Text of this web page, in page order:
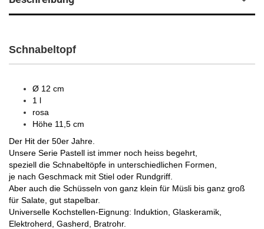
Schnabeltopf
Ø 12 cm
1 l
rosa
Höhe 11,5 cm
Der Hit der 50er Jahre.
Unsere Serie Pastell ist immer noch heiss begehrt,
speziell die Schnabeltöpfe in unterschiedlichen Formen,
je nach Geschmack mit Stiel oder Rundgriff.
Aber auch die Schüsseln von ganz klein für Müsli bis ganz groß
für Salate, gut stapelbar.
Universelle Kochstellen-Eignung: Induktion, Glaskeramik,
Elektroherd, Gasherd, Bratrohr.